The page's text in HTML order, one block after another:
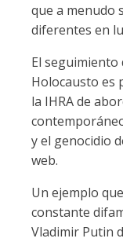
que a menudo
diferentes en
El seguimiento
Holocausto es
la IHRA de
y el genocidio
web.
Un ejemplo
constante
Vladimir Putin